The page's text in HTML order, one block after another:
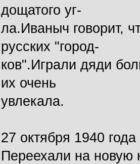
дощатого уг-
ла.Иваныч говорит,
русских "город-
ков".Играли дяди
их очень
увлекала.
27 октября 1940 года
Переехали на новую